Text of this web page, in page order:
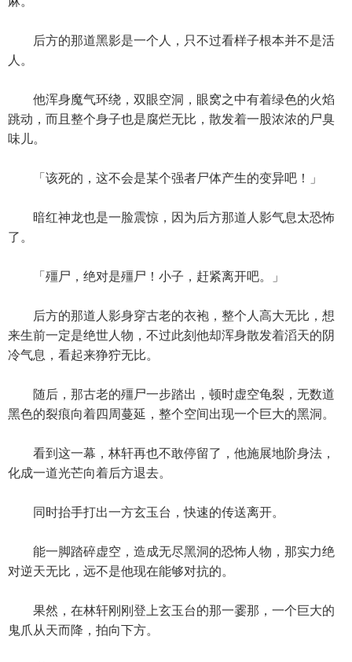
后方的那道黑影是一个人，只不过看样子根本并不是活
人。
他浑身魔气环绕，双眼空洞，眼窝之中有着绿色的火焰
跳动，而且整个身子也是腐烂无比，散发着一股浓浓的尸臭
味儿。
「该死的，这不会是某个强者尸体产生的变异吧！」
暗红神龙也是一脸震惊，因为后方那道人影气息太恐怖
了。
「殭尸，绝对是殭尸！小子，赶紧离开吧。」
后方的那道人影身穿古老的衣袍，整个人高大无比，想
来生前一定是绝世人物，不过此刻他却浑身散发着滔天的阴
冷气息，看起来狰狞无比。
随后，那古老的殭尸一步踏出，顿时虚空龟裂，无数道
黑色的裂痕向着四周蔓延，整个空间出现一个巨大的黑洞。
看到这一幕，林轩再也不敢停留了，他施展地阶身法，
化成一道光芒向着后方退去。
同时抬手打出一方玄玉台，快速的传送离开。
能一脚踏碎虚空，造成无尽黑洞的恐怖人物，那实力绝
对逆天无比，远不是他现在能够对抗的。
果然，在林轩刚刚登上玄玉台的那一霎那，一个巨大的
鬼爪从天而降，拍向下方。